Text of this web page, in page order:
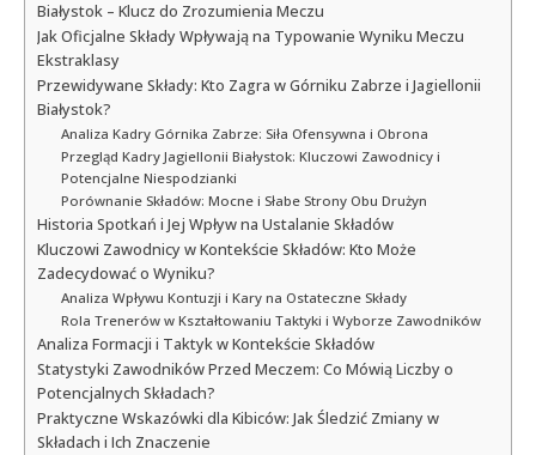
Białystok – Klucz do Zrozumienia Meczu
Jak Oficjalne Składy Wpływają na Typowanie Wyniku Meczu
Ekstraklasy
Przewidywane Składy: Kto Zagra w Górniku Zabrze i Jagiellonii
Białystok?
Analiza Kadry Górnika Zabrze: Siła Ofensywna i Obrona
Przegląd Kadry Jagiellonii Białystok: Kluczowi Zawodnicy i
Potencjalne Niespodzianki
Porównanie Składów: Mocne i Słabe Strony Obu Drużyn
Historia Spotkań i Jej Wpływ na Ustalanie Składów
Kluczowi Zawodnicy w Kontekście Składów: Kto Może
Zadecydować o Wyniku?
Analiza Wpływu Kontuzji i Kary na Ostateczne Składy
Rola Trenerów w Kształtowaniu Taktyki i Wyborze Zawodników
Analiza Formacji i Taktyk w Kontekście Składów
Statystyki Zawodników Przed Meczem: Co Mówią Liczby o
Potencjalnych Składach?
Praktyczne Wskazówki dla Kibiców: Jak Śledzić Zmiany w
Składach i Ich Znaczenie